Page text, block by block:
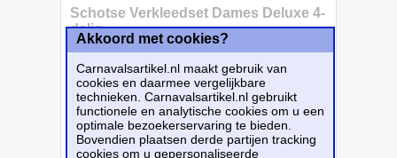
Schotse Verkleedset Dames Deluxe 4-
delig
Akkoord met cookies?
Carnavalsartikel.nl maakt gebruik van
cookies en daarmee vergelijkbare
technieken. Carnavalsartikel.nl gebruikt
functionele en analytische cookies om u een
optimale bezoekerservaring te bieden.
Bovendien plaatsen derde partijen tracking
cookies om u gepersonaliseerde